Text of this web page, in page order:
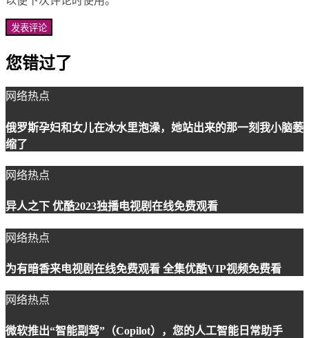
您错过了
网络热点
俄罗斯孕妇和女儿在冰水里泡澡，她站出来的那一刻我小脑萎
缩了
网络热点
异人之下 优酷2023独播电视剧在线免费观看
网络热点
为有暗香来电视剧在线免费观看 全集优酷VIP视频免费看
网络热点
微软推出“智能副驾”（Copilot），您的人工智能日常助手